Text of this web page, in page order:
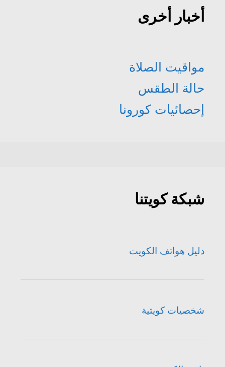
أخبار أخرى
مواقيت الصلاة
حالة الطقس
إحصائيات كورونا
شبكة كويتنا
دليل هواتف الكويت
شخصيات كويتية